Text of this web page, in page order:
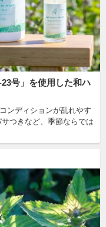
号」を使用した和ハ
ンディションが乱れやす
つきなど、季節ならでは